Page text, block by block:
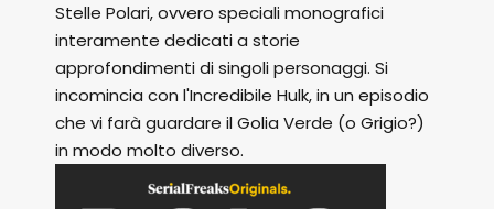
Stelle Polari, ovvero speciali monografici
interamente dedicati a storie
approfondimenti di singoli personaggi. Si
incomincia con l'Incredibile Hulk, in un episodio
che vi farà guardare il Golia Verde (o Grigio?)
in modo molto diverso.